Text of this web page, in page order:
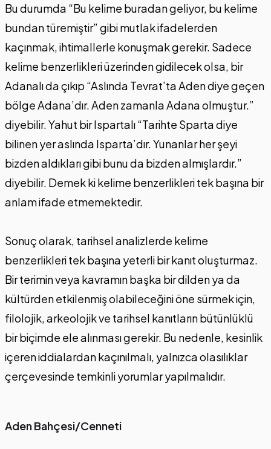
Bu durumda “Bu kelime buradan geliyor, bu kelime
bundan türemiştir” gibi mutlak ifadelerden
kaçınmak, ihtimallerle konuşmak gerekir. Sadece
kelime benzerlikleri üzerinden gidilecek olsa, bir
Adanalı da çıkıp “Aslında Tevrat’ta Aden diye geçen
bölge Adana’dır. Aden zamanla Adana olmuştur.”
diyebilir. Yahut bir Ispartalı “Tarihte Sparta diye
bilinen yer aslında Isparta’dır. Yunanlar her şeyi
bizden aldıkları gibi bunu da bizden almışlardır.”
diyebilir. Demek ki kelime benzerlikleri tek başına bir
anlam ifade etmemektedir.
Sonuç olarak, tarihsel analizlerde kelime
benzerlikleri tek başına yeterli bir kanıt oluşturmaz.
Bir terimin veya kavramın başka bir dilden ya da
kültürden etkilenmiş olabileceğini öne sürmek için,
filolojik, arkeolojik ve tarihsel kanıtların bütünlüklü
bir biçimde ele alınması gerekir. Bu nedenle, kesinlik
içeren iddialardan kaçınılmalı, yalnızca olasılıklar
çerçevesinde temkinli yorumlar yapılmalıdır.
Aden Bahçesi/Cenneti